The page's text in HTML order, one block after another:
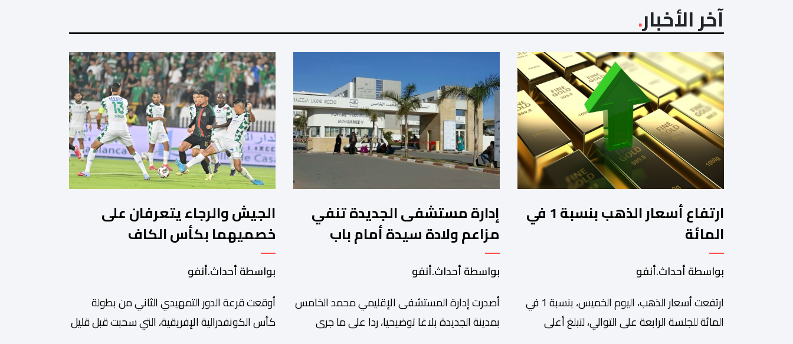
الوحيد المباشر والمنتخب من قِبل 211
اتحادا […]
آخر الأخبار
ارتفاع أسعار الذهب بنسبة 1 في
المائة
بواسطة أحداث.أنفو
ارتفعت أسعار الذهب، اليوم الخميس، بنسبة 1 في
المائة للجلسة الرابعة على التوالي، لتبلغ أعلى
إدارة مستشفى الجديدة تنفي
مزاعم ولادة سيدة أمام باب
المؤسسة وتؤكد فتح تحقيق
بواسطة أحداث.أنفو
أصدرت إدارة المستشفى الإقليمي محمد الخامس
بمدينة الجديدة بلاغا توضيحيا، ردا على ما جرى
الجيش والرجاء يتعرفان على
خصميهما بكأس الكاف
بواسطة أحداث.أنفو
أوقعت قرعة الدور التمهيدي الثاني من بطولة
كأس الكونفدرالية الإفريقية، التي سحبت قبل قليل